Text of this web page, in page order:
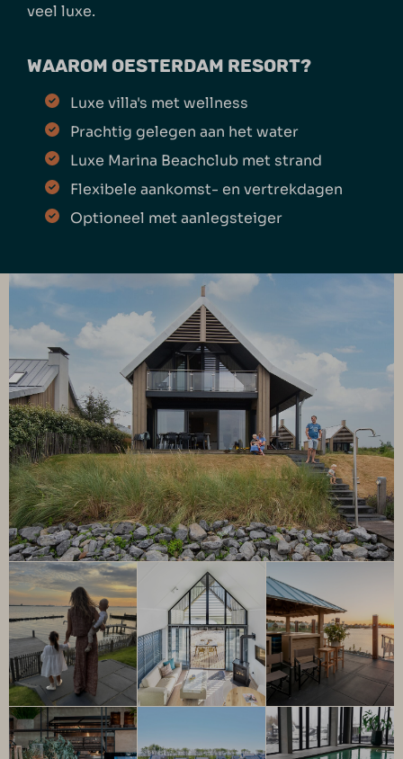
veel luxe.
WAAROM OESTERDAM RESORT?
Luxe villa's met wellness
Prachtig gelegen aan het water
Luxe Marina Beachclub met strand
Flexibele aankomst- en vertrekdagen
Optioneel met aanlegsteiger